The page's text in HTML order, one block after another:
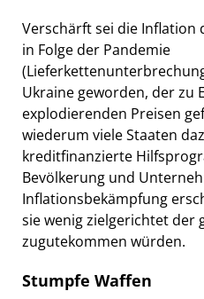
Verschärft sei die Inflation
in Folge der Pandemie
Ukraine geworden, der zu
explodierenden Preisen
wiederum viele Staaten
kreditfinanzierte
Bevölkerung und
Inflationsbekämpfung
sie wenig zielgerichtet der
zugutekommen würden.
Stumpfe Waffen